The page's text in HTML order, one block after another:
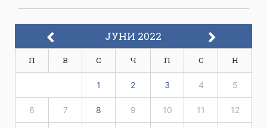
ЈУНИ 2022
П В С Ч П С Н
1 2 3 4 5
6 7 8 9 10 11 12